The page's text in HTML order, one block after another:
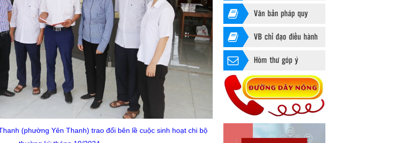
Văn bản pháp quy
VB chỉ đạo điều hành
Hòm thư góp ý
(phường Yên Thanh) trao đổi bên lề cuộc sinh hoạt chi bộ